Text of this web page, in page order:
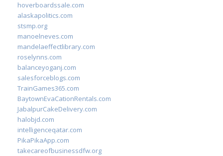
hoverboardssale.com
alaskapolitics.com
stsmp.org
manoelneves.com
mandelaeffectlibrary.com
roselynns.com
balanceyoganj.com
salesforceblogs.com
TrainGames365.com
BaytownEvaCationRentals.com
JabalpurCakeDelivery.com
halobjd.com
intelligenceqatar.com
PikaPikaApp.com
takecareofbusinessdfw.org